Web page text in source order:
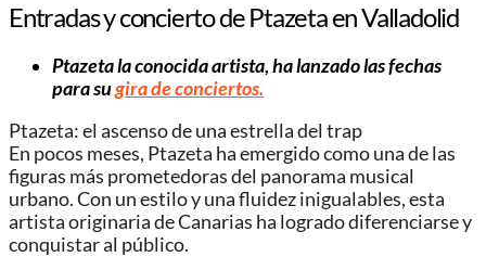
Entradas y concierto de Ptazeta en Valladolid
Ptazeta la conocida artista, ha lanzado las fechas
para sugira de conciertos.
Ptazeta: el ascenso de una estrella del trap
En pocos meses, Ptazeta ha emergido como una de las
figuras más prometedoras del panorama musical
urbano. Con un estilo y una fluidez inigualables, esta
artista originaria de Canarias ha logrado diferenciarse y
conquistar al público.